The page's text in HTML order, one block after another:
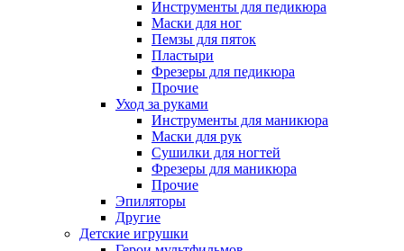
Инструменты для педикюра
Маски для ног
Пемзы для пяток
Пластыри
Фрезеры для педикюра
Прочие
Уход за руками
Инструменты для маникюра
Маски для рук
Сушилки для ногтей
Фрезеры для маникюра
Прочие
Эпиляторы
Другие
Детские игрушки